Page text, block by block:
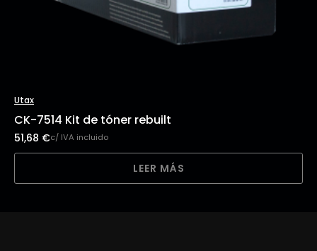
Utax
CK-7514 Kit de tóner rebuilt
51,68 €c/ IVA incluido
LEER MÁS